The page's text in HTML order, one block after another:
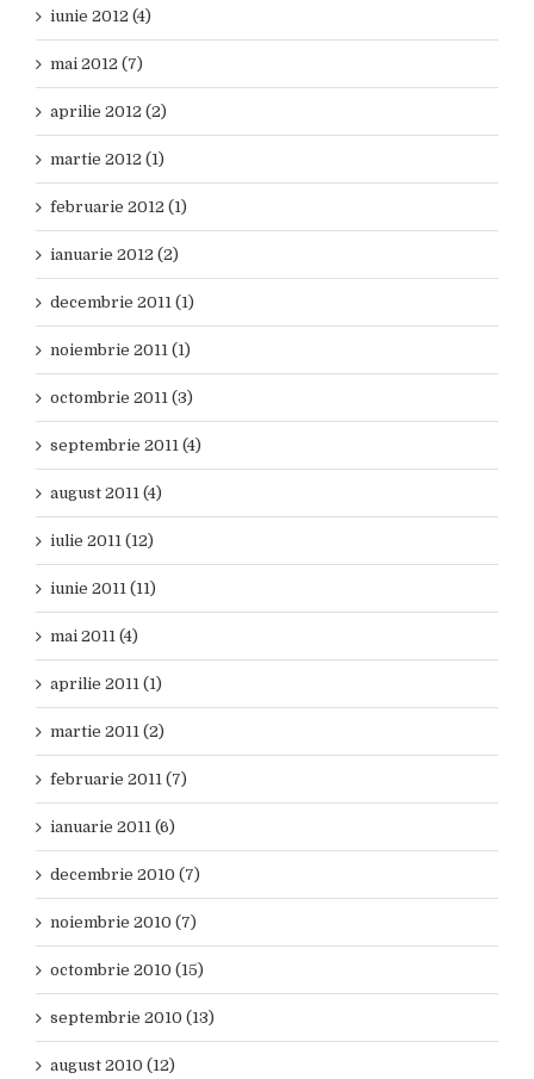
iunie 2012 (4)
mai 2012 (7)
aprilie 2012 (2)
martie 2012 (1)
februarie 2012 (1)
ianuarie 2012 (2)
decembrie 2011 (1)
noiembrie 2011 (1)
octombrie 2011 (3)
septembrie 2011 (4)
august 2011 (4)
iulie 2011 (12)
iunie 2011 (11)
mai 2011 (4)
aprilie 2011 (1)
martie 2011 (2)
februarie 2011 (7)
ianuarie 2011 (6)
decembrie 2010 (7)
noiembrie 2010 (7)
octombrie 2010 (15)
septembrie 2010 (13)
august 2010 (12)